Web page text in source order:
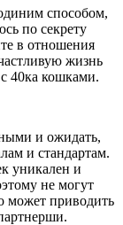
способом,
по секрету
в отношения
жизнь
40ка кошками.
и ожидать,
и стандартам.
уникален и
не могут
может приводить